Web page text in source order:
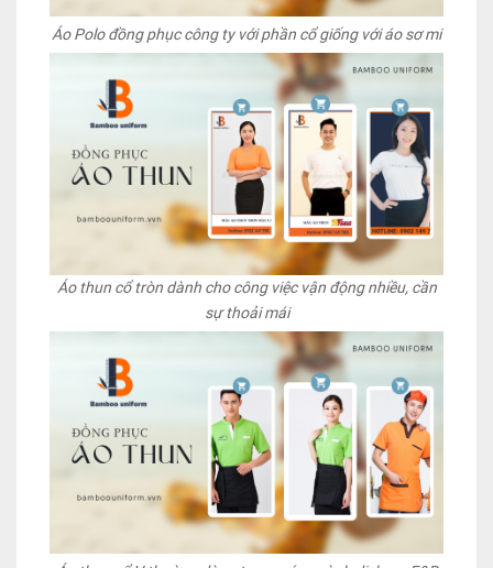
Áo Polo đồng phục công ty với phần cổ giống với áo sơ mi
Áo thun cổ tròn dành cho công việc vận động nhiều, cần
sự thoải mái